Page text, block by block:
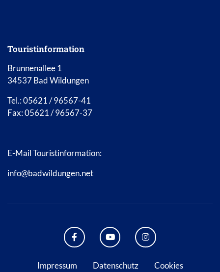
Touristinformation
Brunnenallee 1
34537 Bad Wildungen
Tel.: 05621 / 96567-41
Fax: 05621 / 96567-37
E-Mail Touristinformation:
info@badwildungen.net
FACEBOOK BAD WILDUNGEN
YOUTUBE KANAL STADT
INSTAGRAM
Impressum Datenschutz Cookies